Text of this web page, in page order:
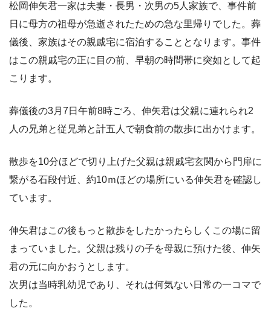
松岡伸矢君一家は夫妻・長男・次男の5人家族で、事件前
日に母方の祖母が急逝されたための急な里帰りでした。葬
儀後、家族はその親戚宅に宿泊することとなります。事件
はこの親戚宅の正に目の前、早朝の時間帯に突如として起
こります。
葬儀後の3月7日午前8時ごろ、伸矢君は父親に連れられ2
人の兄弟と従兄弟と計五人で朝食前の散歩に出かけます。
散歩を10分ほどで切り上げた父親は親戚宅玄関から門扉に
繋がる石段付近、約10ｍほどの場所にいる伸矢君を確認し
ています。
伸矢君はこの後もっと散歩をしたかったらしくこの場に留
まっていました。父親は残りの子を母親に預けた後、伸矢
君の元に向かおうとします。
次男は当時乳幼児であり、それは何気ない日常の一コマで
した。